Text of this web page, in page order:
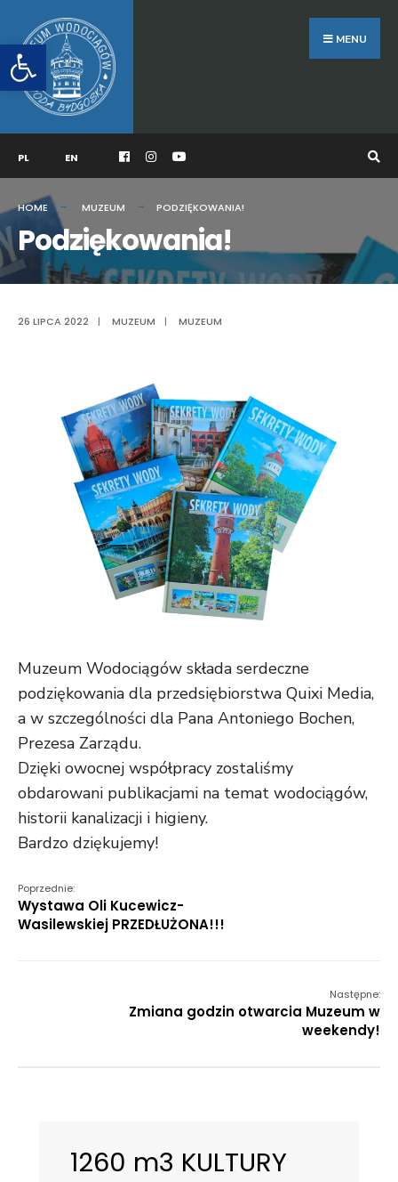
Otwórz pasek narzędzi
to
content
MENU
PL EN
HOME MUZEUM PODZIĘKOWANIA!
Podziękowania!
26 LIPCA 2022 | MUZEUM | MUZEUM
Muzeum Wodociągów składa serdeczne
podziękowania dla przedsiębiorstwa Quixi Media,
a w szczególności dla Pana Antoniego Bochen,
Prezesa Zarządu.
Dzięki owocnej współpracy zostaliśmy
obdarowani publikacjami na temat wodociągów,
historii kanalizacji i higieny.
Bardzo dziękujemy!
Poprzednie:
Wystawa Oli Kucewicz-
Wasilewskiej PRZEDŁUŻONA!!!
Następne:
Zmiana godzin otwarcia Muzeum w
weekendy!
1260 m3 KULTURY
for: